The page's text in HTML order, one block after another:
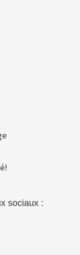
sociaux :